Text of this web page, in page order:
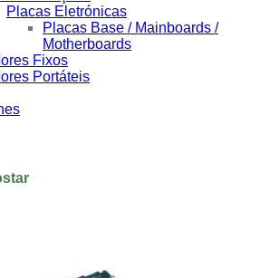
Placas Eletrónicas
Placas Base / Mainboards /
Motherboards
Fixos
Portáteis